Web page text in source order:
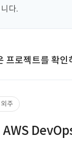
다.
프로젝트를 확인
외주
AWS